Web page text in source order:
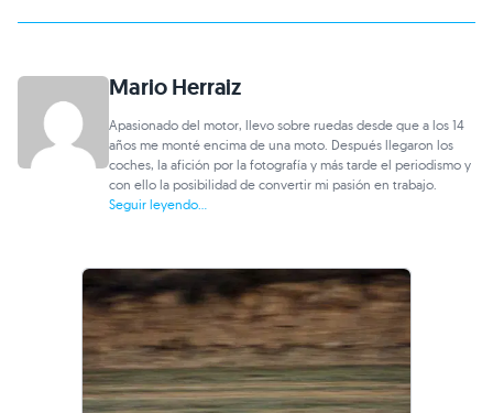
Mario Herraiz
Apasionado del motor, llevo sobre ruedas desde que a los 14
años me monté encima de una moto. Después llegaron los
coches, la afición por la fotografía y más tarde el periodismo y
con ello la posibilidad de convertir mi pasión en trabajo.
Seguir leyendo...